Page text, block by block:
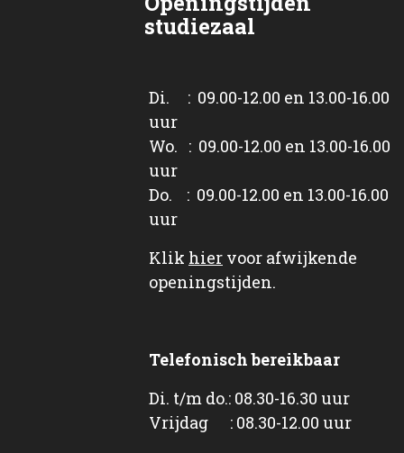
studiezaal
Di. : 09.00-12.00 en 13.00-16.00
uur
Wo. : 09.00-12.00 en 13.00-16.00
uur
Do. : 09.00-12.00 en 13.00-16.00
uur
Klik hier voor afwijkende
openingstijden.
Telefonisch bereikbaar
Di. t/m do.: 08.30-16.30 uur
Vrijdag : 08.30-12.00 uur